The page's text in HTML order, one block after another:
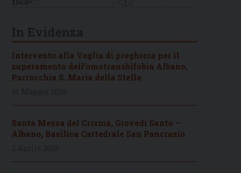
Intervento alla Veglia di preghiera per il
superamento dell’omotransbifobia Albano,
Parrocchia S. Maria della Stella
Santa Messa del Crisma, Giovedì Santo –
Albano, Basilica Cattedrale San Pancrazio